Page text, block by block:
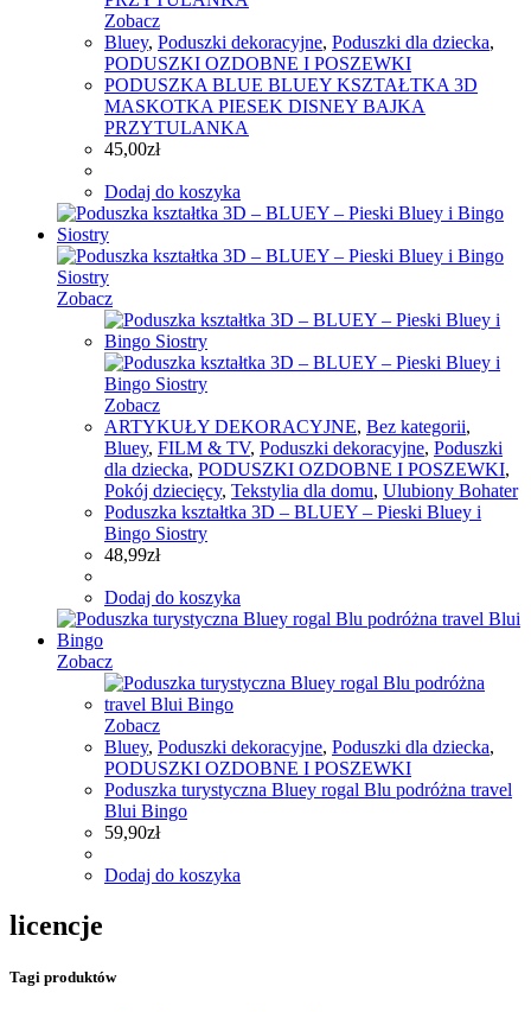
Zobacz
Bluey, Poduszki dekoracyjne, Poduszki dla dziecka,
PODUSZKI OZDOBNE I POSZEWKI
PODUSZKA BLUE BLUEY KSZTAŁTKA 3D
MASKOTKA PIESEK DISNEY BAJKA
PRZYTULANKA
45,00zł
Dodaj do koszyka
Zobacz
Zobacz
ARTYKUŁY DEKORACYJNE, Bez kategorii,
Bluey, FILM & TV, Poduszki dekoracyjne, Poduszki
dla dziecka, PODUSZKI OZDOBNE I POSZEWKI,
Pokój dziecięcy, Tekstylia dla domu, Ulubiony Bohater
Poduszka kształtka 3D – BLUEY – Pieski Bluey i
Bingo Siostry
48,99zł
Dodaj do koszyka
Zobacz
Zobacz
Bluey, Poduszki dekoracyjne, Poduszki dla dziecka,
PODUSZKI OZDOBNE I POSZEWKI
Poduszka turystyczna Bluey rogal Blu podróżna travel
Blui Bingo
59,90zł
Dodaj do koszyka
licencje
Tagi produktów